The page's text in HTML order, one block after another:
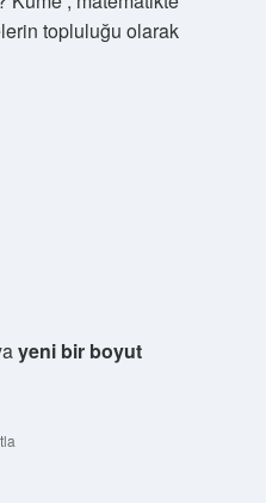
topluluğu olarak
yeni bir boyut